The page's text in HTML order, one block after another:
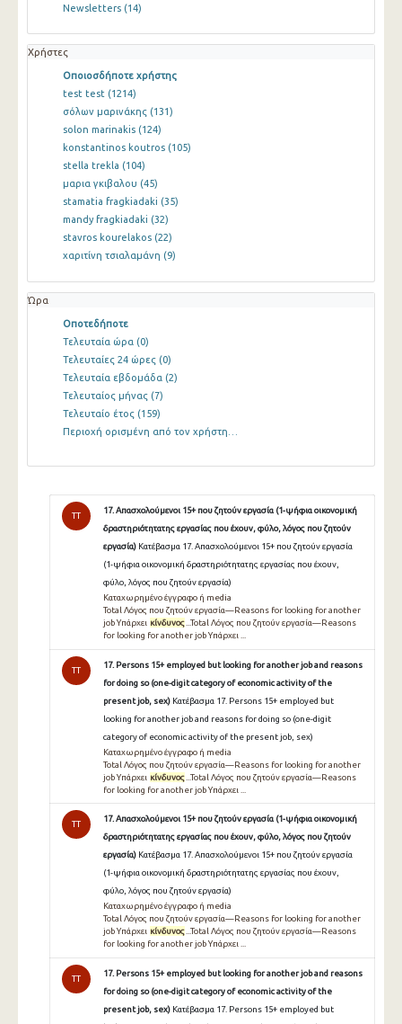
Newsletters (14)
Χρήστες
Οποιοσδήποτε χρήστης
test test (1214)
σόλων μαρινάκης (131)
solon marinakis (124)
konstantinos koutros (105)
stella trekla (104)
μαρια γκιβαλου (45)
stamatia fragkiadaki (35)
mandy fragkiadaki (32)
stavros kourelakos (22)
χαριτίνη τσιαλαμάνη (9)
Ώρα
Οποτεδήποτε
Τελευταία ώρα (0)
Τελευταίες 24 ώρες (0)
Τελευταία εβδομάδα (2)
Τελευταίος μήνας (7)
Τελευταίο έτος (159)
Περιοχή ορισμένη από τον χρήστη…
TT
17. Απασχολούμενοι 15+ που ζητούν εργασία (1-ψήφια οικονομική
δραστηριότητατης εργασίας που έχουν, φύλο, λόγος που ζητούν
εργασία) Κατέβασμα 17. Απασχολούμενοι 15+ που ζητούν εργασία
(1-ψήφια οικονομική δραστηριότητατης εργασίας που έχουν,
φύλο, λόγος που ζητούν εργασία)
Καταχωρημένο έγγραφο ή media
Total Λόγος που ζητούν εργασία—Reasons for looking for another
job Υπάρχει κίνδυνος...Total Λόγος που ζητούν εργασία—Reasons
for looking for another job Υπάρχει ...
TT
17. Persons 15+ employed but looking for another job and reasons
for doing so (one-digit category of economic activity of the
present job, sex) Κατέβασμα 17. Persons 15+ employed but
looking for another job and reasons for doing so (one-digit
category of economic activity of the present job, sex)
Καταχωρημένο έγγραφο ή media
Total Λόγος που ζητούν εργασία—Reasons for looking for another
job Υπάρχει κίνδυνος ...Total Λόγος που ζητούν εργασία—Reasons
for looking for another job Υπάρχει ...
TT
17. Απασχολούμενοι 15+ που ζητούν εργασία (1-ψήφια οικονομική
δραστηριότητατης εργασίας που έχουν, φύλο, λόγος που ζητούν
εργασία) Κατέβασμα 17. Απασχολούμενοι 15+ που ζητούν εργασία
(1-ψήφια οικονομική δραστηριότητατης εργασίας που έχουν,
φύλο, λόγος που ζητούν εργασία)
Καταχωρημένο έγγραφο ή media
Total Λόγος που ζητούν εργασία—Reasons for looking for another
job Υπάρχει κίνδυνος...Total Λόγος που ζητούν εργασία—Reasons
for looking for another job Υπάρχει ...
TT
17. Persons 15+ employed but looking for another job and reasons
for doing so (one-digit category of economic activity of the
present job, sex) Κατέβασμα 17. Persons 15+ employed but